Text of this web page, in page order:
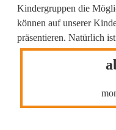
Kindergruppen die
können auf unserer
präsentieren. Natürlich